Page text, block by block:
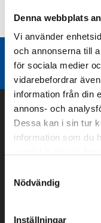
Denna webbplats
Vi använder
och annonserna till
för sociala medier
vidarebefordrar
information från din
annons- och
Dessa kan i sin tur
information som du
Nödvändig
Inställningar
Liknande